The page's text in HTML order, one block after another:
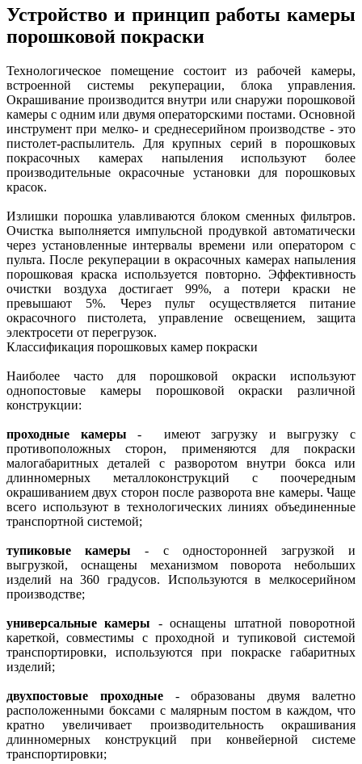
Устройство и принцип работы камеры
порошковой покраски
Технологическое помещение состоит из рабочей камеры,
встроенной системы рекуперации, блока управления.
Окрашивание производится внутри или снаружи порошковой
камеры с одним или двумя операторскими постами. Основной
инструмент при мелко- и среднесерийном производстве - это
пистолет-распылитель. Для крупных серий в порошковых
покрасочных камерах напыления используют более
производительные окрасочные установки для порошковых
красок.
Излишки порошка улавливаются блоком сменных фильтров.
Очистка выполняется импульсной продувкой автоматически
через установленные интервалы времени или оператором с
пульта. После рекуперации в окрасочных камерах напыления
порошковая краска используется повторно. Эффективность
очистки воздуха достигает 99%, а потери краски не
превышают 5%. Через пульт осуществляется питание
окрасочного пистолета, управление освещением, защита
электросети от перегрузок.
Классификация порошковых камер покраски
Наиболее часто для порошковой окраски используют
однопостовые камеры порошковой окраски различной
конструкции:
проходные камеры - имеют загрузку и выгрузку с
противоположных сторон, применяются для покраски
малогабаритных деталей с разворотом внутри бокса или
длинномерных металлоконструкций с поочередным
окрашиванием двух сторон после разворота вне камеры. Чаще
всего используют в технологических линиях объединенные
транспортной системой;
тупиковые камеры - с односторонней загрузкой и
выгрузкой, оснащены механизмом поворота небольших
изделий на 360 градусов. Используются в мелкосерийном
производстве;
универсальные камеры - оснащены штатной поворотной
кареткой, совместимы с проходной и тупиковой системой
транспортировки, используются при покраске габаритных
изделий;
двухпостовые проходные- образованы двумя валетно
расположенными боксами с малярным постом в каждом, что
кратно увеличивает производительность окрашивания
длинномерных конструкций при конвейерной системе
транспортировки;